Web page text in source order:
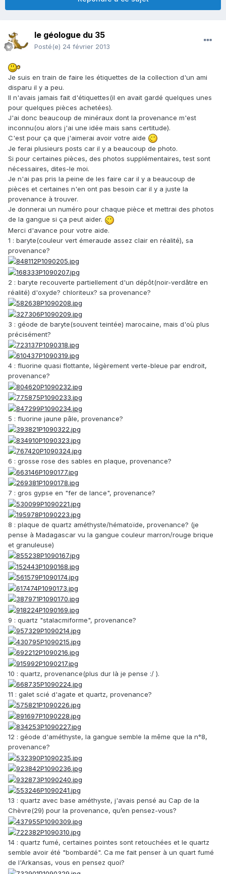
le géologue du 35
Posté(e) 24 février 2013
Je suis en train de faire les étiquettes de la collection d'un ami
disparu il y a peu.
Il n'avais jamais fait d'étiquettes(il en avait gardé quelques unes
pour quelques pièces achetées).
J'ai donc beaucoup de minéraux dont la provenance m'est
inconnu(ou alors j'ai une idée mais sans certitude).
C'est pour ça que j'aimerai avoir votre aide
Je ferai plusieurs posts car il y a beaucoup de photo.
Si pour certaines pièces, des photos supplémentaires, test sont
nécessaires, dites-le moi.
Je n'ai pas pris la peine de les faire car il y a beaucoup de
pièces et certaines n'en ont pas besoin car il y a juste la
provenance à trouver.
Je donnerai un numéro pour chaque pièce et mettrai des photos
de la gangue si ça peut aider.
Merci d'avance pour votre aide.
1 : baryte(couleur vert émeraude assez clair en réalité), sa
provenance?
2 : baryte recouverte partiellement d'un dépôt(noir-verdâtre en
réalité) d'oxyde? chloriteux? sa provenance?
3 : géode de baryte(souvent teintée) marocaine, mais d'où plus
précisément?
4 : fluorine quasi flottante, légèrement verte-bleue par endroit,
provenance?
5 : fluorine jaune pâle, provenance?
6 : grosse rose des sables en plaque, provenance?
7 : gros gypse en "fer de lance", provenance?
8 : plaque de quartz améthyste/hématoïde, provenance? (je
pense à Madagascar vu la gangue couleur marron/rouge brique
et granuleuse)
9 : quartz "stalacmiforme", provenance?
10 : quartz, provenance(plus dur là je pense :/ ).
11 : galet scié d'agate et quartz, provenance?
12 : géode d'améthyste, la gangue semble la même que la n°8,
provenance?
13 : quartz avec base améthyste, j'avais pensé au Cap de la
Chèvre(29) pour la provenance, qu’en pensez-vous?
14 : quartz fumé, certaines pointes sont retouchées et le quartz
semble avoir été "bombardé". Ca me fait penser à un quart fumé
de l'Arkansas, vous en pensez quoi?